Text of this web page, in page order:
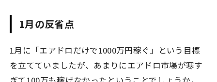
1月の反省点
1月に「エアドロだけで1000万円稼ぐ」という目標
を立てていましたが、あまりにエアドロ市場が寒す